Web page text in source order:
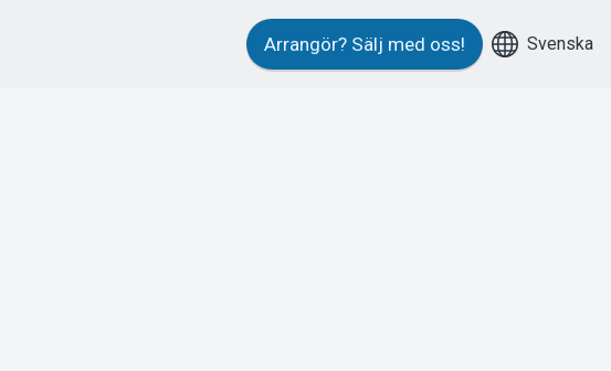
Arrangör? Sälj med oss! Svenska